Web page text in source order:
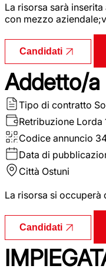
La risorsa sarà
con mezzo
Candidati
Addetto/a
Tipo di contratto
Retribuzione Lorda
Codice annuncio
Data di
Città Ostuni
La risorsa si occuperà
Candidati